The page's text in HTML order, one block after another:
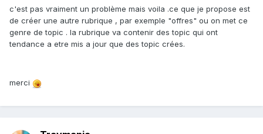
c'est pas vraiment un problème mais voila .ce que je propose est
de créer une autre rubrique , par exemple "offres" ou on met ce
genre de topic . la rubrique va contenir des topic qui ont
tendance a etre mis a jour que des topic crées.
merci